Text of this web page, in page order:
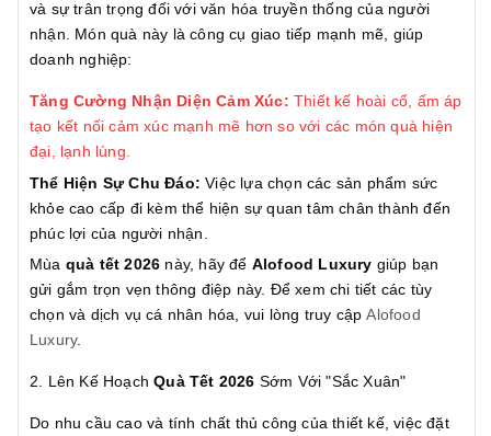
và sự trân trọng đối với văn hóa truyền thống của người
nhận. Món quà này là công cụ giao tiếp mạnh mẽ, giúp
doanh nghiệp:
Tăng Cường Nhận Diện Cảm Xúc: Thiết kế hoài cổ, ấm áp
tạo kết nối cảm xúc mạnh mẽ hơn so với các món quà hiện
đại, lạnh lùng.
Thể Hiện Sự Chu Đáo: Việc lựa chọn các sản phẩm sức
khỏe cao cấp đi kèm thể hiện sự quan tâm chân thành đến
phúc lợi của người nhận.
Mùa quà tết 2026 này, hãy để Alofood Luxury giúp bạn
gửi gắm trọn vẹn thông điệp này. Để xem chi tiết các tùy
chọn và dịch vụ cá nhân hóa, vui lòng truy cậpAlofood
Luxury.
2. Lên Kế HoạchQuà Tết 2026 Sớm Với "Sắc Xuân"
Do nhu cầu cao và tính chất thủ công của thiết kế, việc đặt